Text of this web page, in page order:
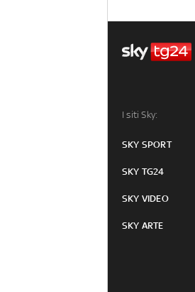
I siti Sky:
SKY SPORT
SKY TG24
SKY VIDEO
SKY ARTE